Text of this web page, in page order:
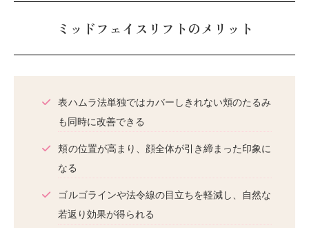
ミッドフェイスリフトのメリット
表ハムラ法単独ではカバーしきれない頬のたるみ
も同時に改善できる
頬の位置が高まり、顔全体が引き締まった印象に
なる
ゴルゴラインや法令線の目立ちを軽減し、自然な
若返り効果が得られる